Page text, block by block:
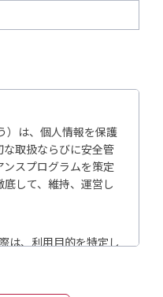
）は、個人情報を保護
取扱ならびに安全管
スプログラムを策定
して、維持、運営し
は、利用目的を特定し
目的の範囲内で個人